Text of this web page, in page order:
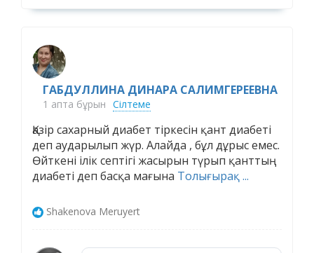
ГАБДУЛЛИНА ДИНАРА САЛИМГЕРЕЕВНА
1 апта бұрын Сілтеме
Қазір сахарный диабет тіркесін қант диабеті
деп аударылып жүр. Алайда , бұл дұрыс емес.
Өйткені ілік септігі жасырын түрып қанттың
диабеті деп басқа мағына Толығырақ ...
Shakenova Meruyert